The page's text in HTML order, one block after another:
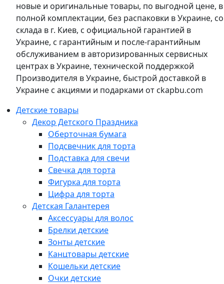
новые и оригинальные товары, по выгодной цене, в
полной комплектации, без распаковки в Украине, со
склада в г. Киев, с официальной гарантией в
Украине, с гарантийным и после-гарантийным
обслуживанием в авторизированных сервисных
центрах в Украине, технической поддержкой
Производителя в Украине, быстрой доставкой в
Украине с акциями и подарками от ckapbu.com
Детские товары
Декор Детского Праздника
Оберточная бумага
Подсвечник для торта
Подставка для свечи
Свечка для торта
Фигурка для торта
Цифра для торта
Детская Галантерея
Аксессуары для волос
Брелки детские
Зонты детские
Канцтовары детские
Кошельки детские
Очки детские